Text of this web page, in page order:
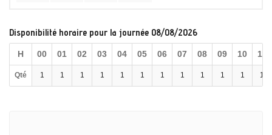
Disponibilité horaire pour la journée 08/08/2026
H 00 01 02 03 04 05 06 07 08 09 10 11
Qté 1 1 1 1 1 1 1 1 1 1 1 1